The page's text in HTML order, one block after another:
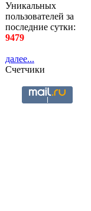
Уникальных
пользователей за
последние сутки:
9479
далее...
Счетчики